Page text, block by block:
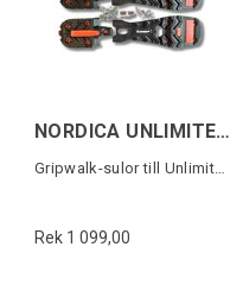
NORDICA UNLIMITED GW MICHELIN SOLES
Gripwalk-sulor till Unlimited (1 par)
Rek 1 099,00